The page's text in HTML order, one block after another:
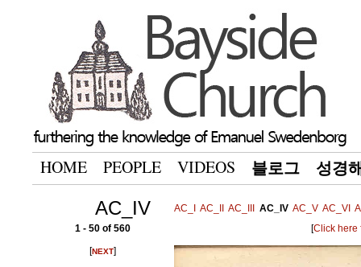
HOME PEOPLE VIDEOS 블로그 성경
AC_IV AC_I AC_II AC_III AC_IV AC_V AC_VI
1 - 50 of 560
[NEXT]
[Click here